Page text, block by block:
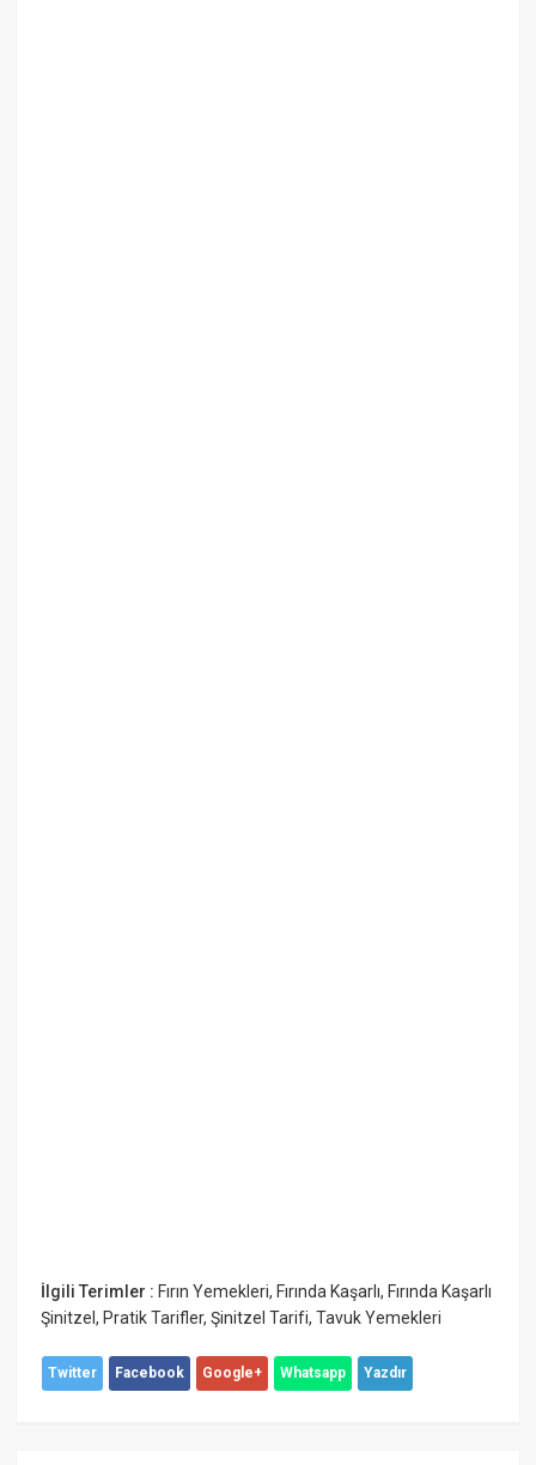
İlgili Terimler : Fırın Yemekleri, Fırında Kaşarlı, Fırında Kaşarlı
Şinitzel, Pratik Tarifler,Şinitzel Tarifi,Tavuk Yemekleri
Twitter Facebook Google+ Whatsapp Yazdır